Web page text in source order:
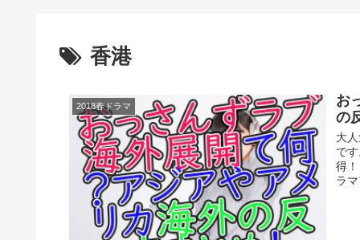
香港
2018春ドラマ
お
の
大
で
得
ラ